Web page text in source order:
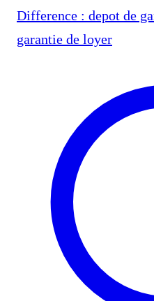
Difference : depot de
garantie de loyer